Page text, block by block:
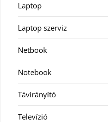
Laptop
Laptop szerviz
Netbook
Notebook
Távirányító
Televízió